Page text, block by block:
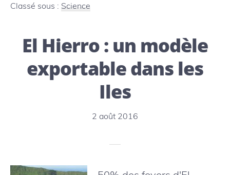
en
Classé sous : Science
El Hierro : un modèle
exportable dans les
Iles
2 août 2016